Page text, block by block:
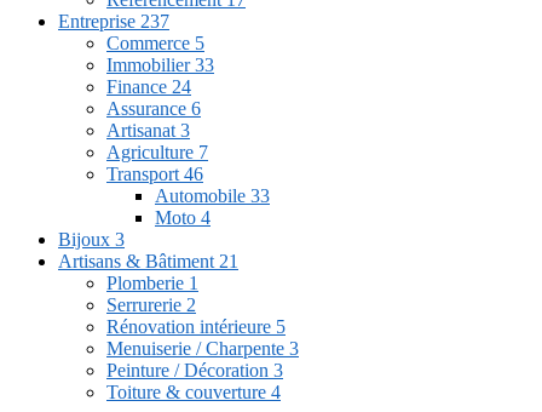
Entreprise 237
Commerce 5
Immobilier33
Finance 24
Assurance 6
Artisanat3
Agriculture 7
Transport46
Automobile 33
Moto 4
Bijoux 3
Artisans & Bâtiment21
Plomberie 1
Serrurerie 2
Rénovation intérieure 5
Menuiserie / Charpente 3
Peinture / Décoration 3
Toiture & couverture 4